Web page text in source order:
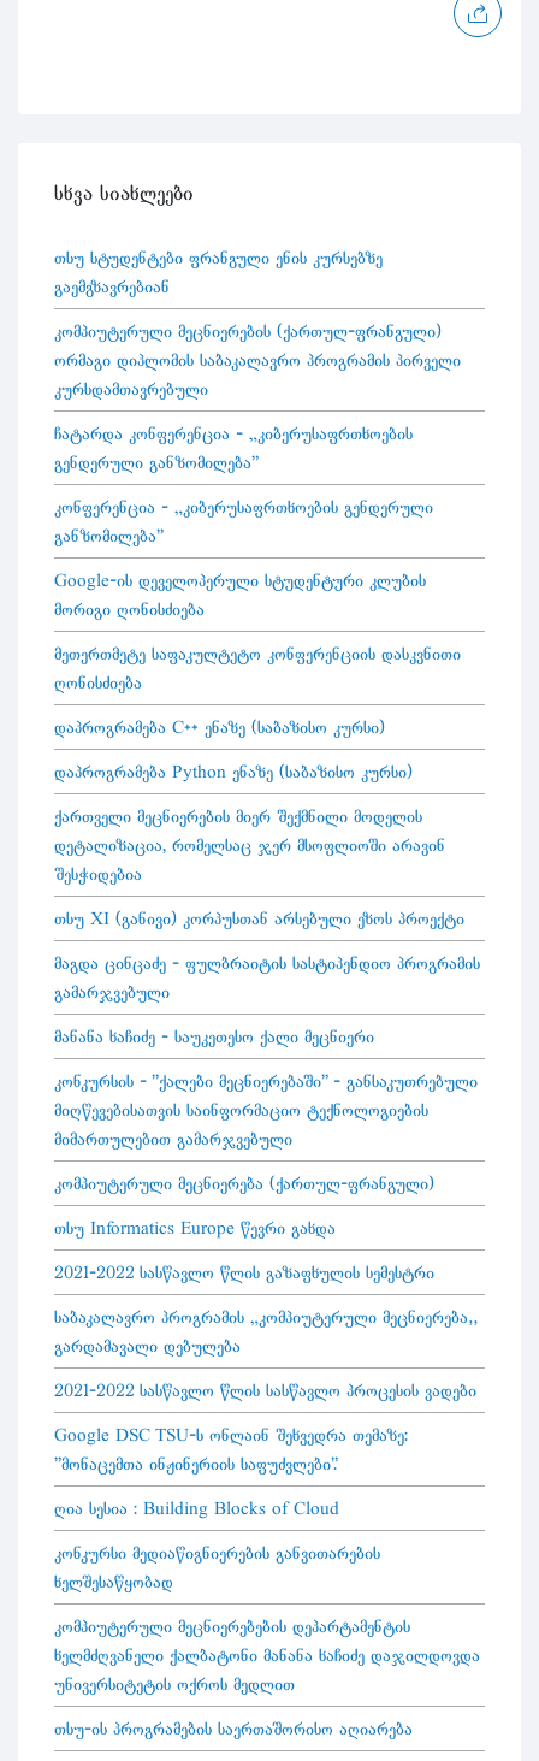
სხვა სიახლეები
თსუ სტუდენტები ფრანგული ენის კურსებზე
გაემგზავრებიან
კომპიუტერული მეცნიერების (ქართულ-ფრანგული)
ორმაგი დიპლომის საბაკალავრო პროგრამის პირველი
კურსდამთავრებული
ჩატარდა კონფერენცია - „კიბერუსაფრთხოების
გენდერული განზომილება"
კონფერენცია - „კიბერუსაფრთხოების გენდერული
განზომილება"
Google-ის დეველოპერული სტუდენტური კლუბის
მორიგი ღონისძიება
მეთერთმეტე საფაკულტეტო კონფერენციის დასკვნითი
ღონისძიება
დაპროგრამება C++ ენაზე (საბაზისო კურსი)
დაპროგრამება Python ენაზე (საბაზისო კურსი)
ქართველი მეცნიერების მიერ შექმნილი მოდელის
დეტალიზაცია, რომელსაც ჯერ მსოფლიოში არავინ
შესჭიდებია
თსუ XI (განივი) კორპუსთან არსებული ეზოს პროექტი
მაგდა ცინცაძე - ფულბრაიტის სასტიპენდიო პროგრამის
გამარჯვებული
მანანა ხაჩიძე - საუკეთესო ქალი მეცნიერი
კონკურსის - "ქალები მეცნიერებაში" - განსაკუთრებული
მიღწევებისათვის საინფორმაციო ტექნოლოგიების
მიმართულებით გამარჯვებული
კომპიუტერული მეცნიერება (ქართულ-ფრანგული)
თსუ Informatics Europe წევრი გახდა
2021-2022 სასწავლო წლის გაზაფხულის სემესტრი
საბაკალავრო პროგრამის „კომპიუტერული მეცნიერება“
გარდამავალი დებულება
2021-2022 სასწავლო წლის სასწავლო პროცესის ვადები
Google DSC TSU-ს ონლაინ შეხვედრა თემაზე:
"მონაცემთა ინჟინერიის საფუძვლები".
ღია სესია : Building Blocks of Cloud
კონკურსი მედიაწიგნიერების განვითარების
ხელშესაწყობად
კომპიუტერული მეცნიერებების დეპარტამენტის
ხელმძღვანელი ქალბატონი მანანა ხაჩიძე დაჯილდოვდა
უნივერსიტეტის ოქროს მედლით
თსუ-ის პროგრამების საერთაშორისო აღიარება